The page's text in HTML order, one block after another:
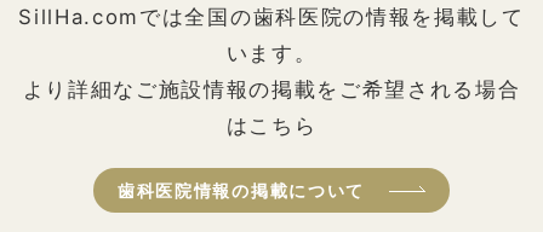
SillHa.comでは全国の歯科医院の情報を掲載して
います。
より詳細なご施設情報の掲載をご希望される場合
はこちら
歯科医院情報の掲載について